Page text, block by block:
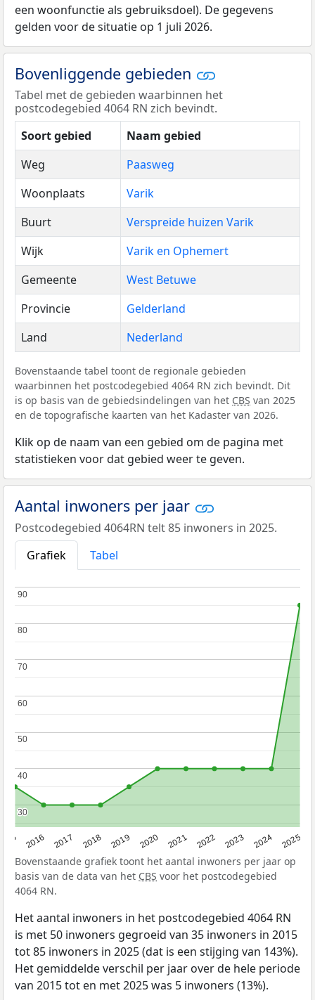
een woonfunctie als gebruiksdoel). De gegevens
gelden voor de situatie op 1 juli 2026.
Bovenliggende gebieden
Tabel met de gebieden waarbinnen het
postcodegebied 4064 RN zich bevindt.
Soort gebied
Naam gebied
Weg
Paasweg
Woonplaats
Varik
Buurt
Verspreide huizen Varik
Wijk
Varik en Ophemert
Gemeente
West Betuwe
Provincie
Gelderland
Land
Nederland
Bovenstaande tabel toont de regionale gebieden
waarbinnen het postcodegebied 4064 RN zich bevindt. Dit
is op basis van de gebiedsindelingen van het CBS van 2025
en de topografische kaarten van het Kadaster van 2026.
Klik op de naam van een gebied om de pagina met
statistieken voor dat gebied weer te geven.
Aantal inwoners per jaar
Postcodegebied 4064RN telt 85 inwoners in 2025.
Grafiek
Tabel
2016 2017 2018 2019 2020 2021 2022 2023 2024 2025
30
30
40
40
50
50
60
60
70
70
80
80
90
90
Bovenstaande grafiek toont het aantal inwoners per jaar op
basis van de data van het CBS voor het postcodegebied
4064 RN.
Het aantal inwoners in het postcodegebied 4064 RN
is met 50 inwoners gegroeid van 35 inwoners in 2015
tot 85 inwoners in 2025 (dat is een stijging van 143%).
Het gemiddelde verschil per jaar over de hele periode
van 2015 tot en met 2025 was 5 inwoners (13%).